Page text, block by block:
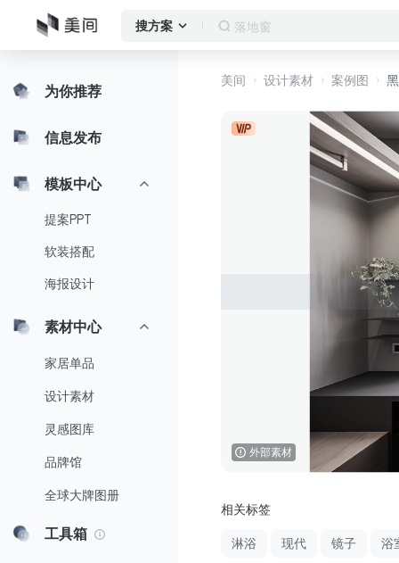
搜方案 落地窗
为你推荐
信息发布
模板中心
提案PPT
软装搭配
海报设计
素材中心
家居单品
设计素材
灵感图库
品牌馆
全球大牌图册
工具箱
美间 设计素材 案例图
外部素材
相关标签
淋浴 现代 镜子 浴